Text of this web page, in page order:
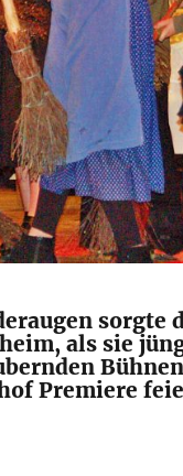
sorgte
als sie
Premiere